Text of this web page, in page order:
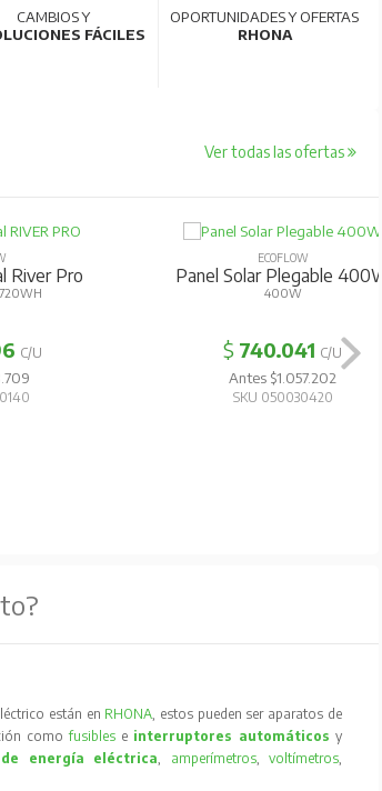
CAMBIOS Y
FÁCILES
OPORTUNIDADES Y OFERTAS
RHONA
Ver todas las ofertas
River Pro
C/U
ECOFLOW
Panel Solar Plegable
400W
$ 740.041 C/U
Antes $1.057.202
SKU 050030420
están en RHONA, estos pueden ser aparatos de
comofusibles e interruptores automáticos y
energía eléctrica, amperímetros, voltímetros,